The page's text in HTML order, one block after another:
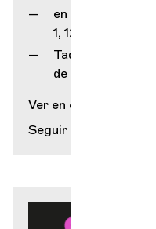
en nuestro
1, 1205 Ginebra)
Taquilla del
de la Ciudad de
Ver en el mapa
Seguir leyendo